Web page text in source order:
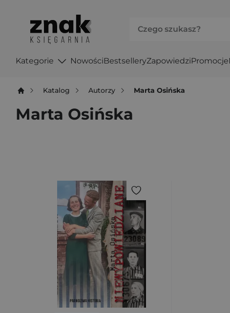
Kategorie NowościBestselleryZapowiedziPromocje
Katalog Autorzy Marta Osińska
Marta Osińska